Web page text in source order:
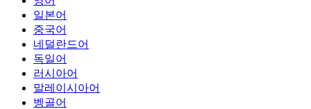
일본어
중국어
네덜란드어
독일어
러시아어
말레이시아어
벵골어